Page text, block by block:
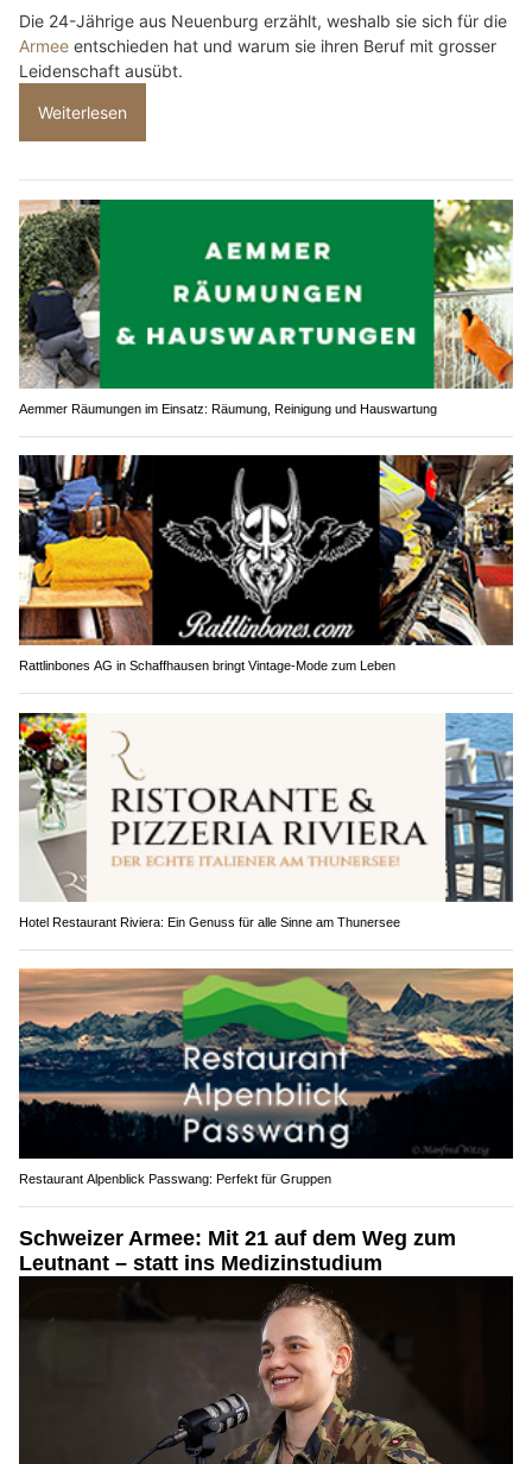
Die 24-Jährige aus Neuenburg erzählt, weshalb sie sich für die
Armee entschieden hat und warum sie ihren Beruf mit grosser
Leidenschaft ausübt.
Weiterlesen
Aemmer Räumungen im Einsatz: Räumung, Reinigung und Hauswartung
Rattlinbones AG in Schaffhausen bringt Vintage-Mode zum Leben
Hotel Restaurant Riviera: Ein Genuss für alle Sinne am Thunersee
Restaurant Alpenblick Passwang: Perfekt für Gruppen
Schweizer Armee: Mit 21 auf dem Weg zum
Leutnant – statt ins Medizinstudium